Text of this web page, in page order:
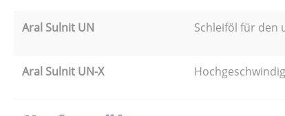
Aral Sulnit UN Schleiföl für den
Aral Sulnit UN-X